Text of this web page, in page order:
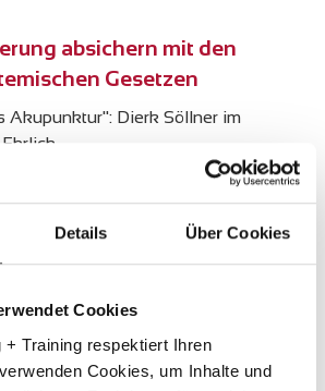
Details Über Cookies
Cookies
Training respektiert Ihren
Cookies, um Inhalte und
absichern mit den
Gesetzen
Akupunktur": Dierk Söllner im